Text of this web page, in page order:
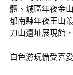
體、城區年夜金
郁南縣年夜王山
刀山遺址展現館
白色游玩備受喜愛